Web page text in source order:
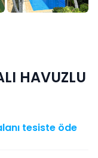
HAVUZLU
tesiste öde